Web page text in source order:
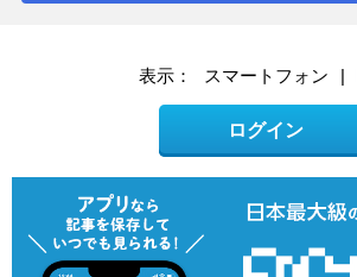
表示： スマートフォン |
ログイン